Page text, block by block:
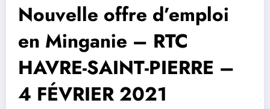
Nouvelle offre d’emploi
en Minganie – RTC
HAVRE-SAINT-PIERRE –
4 FÉVRIER 2021